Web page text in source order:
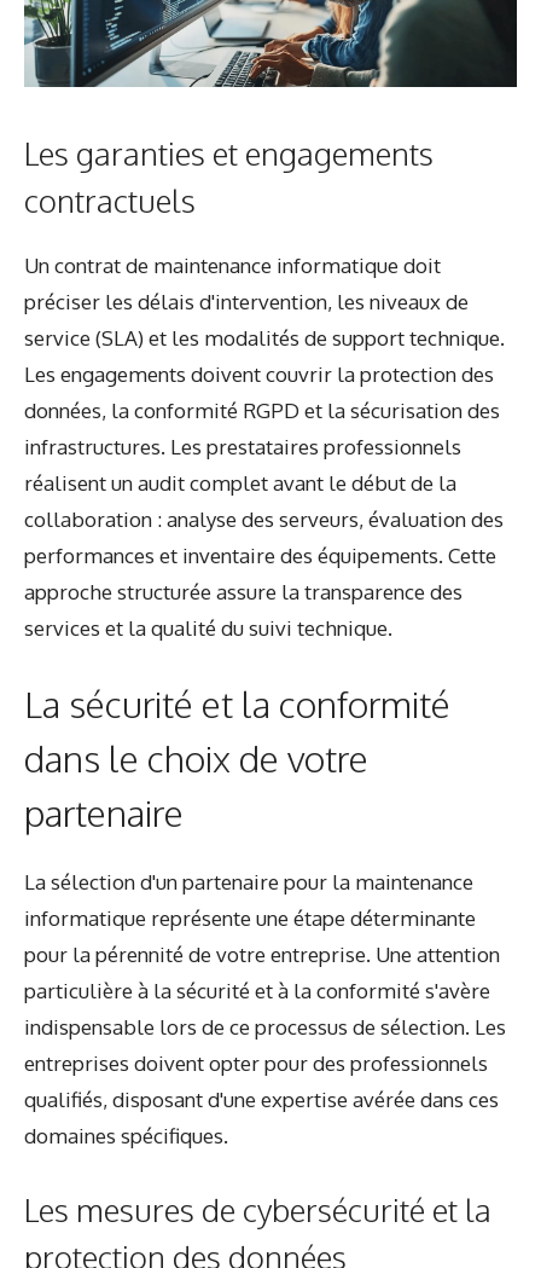
Les garanties et engagements
contractuels
Un contrat de maintenance informatique doit
préciser les délais d'intervention, les niveaux de
service (SLA) et les modalités de support technique.
Les engagements doivent couvrir la protection des
données, la conformité RGPD et la sécurisation des
infrastructures. Les prestataires professionnels
réalisent un audit complet avant le début de la
collaboration : analyse des serveurs, évaluation des
performances et inventaire des équipements. Cette
approche structurée assure la transparence des
services et la qualité du suivi technique.
La sécurité et la conformité
dans le choix de votre
partenaire
La sélection d'un partenaire pour la maintenance
informatique représente une étape déterminante
pour la pérennité de votre entreprise. Une attention
particulière à la sécurité et à la conformité s'avère
indispensable lors de ce processus de sélection. Les
entreprises doivent opter pour des professionnels
qualifiés, disposant d'une expertise avérée dans ces
domaines spécifiques.
Les mesures de cybersécurité et la
protection des données